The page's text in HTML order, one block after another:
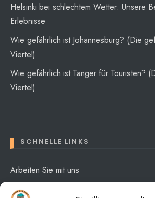
Helsinki bei schlechtem Wetter: Unsere
Erlebnisse
Wie gefährlich ist Johannesburg? (Die
Viertel)
Wie gefährlich ist Tanger für Touristen?
Viertel)
SCHNELLE LINKS
Arbeiten Sie mit uns
Über mich